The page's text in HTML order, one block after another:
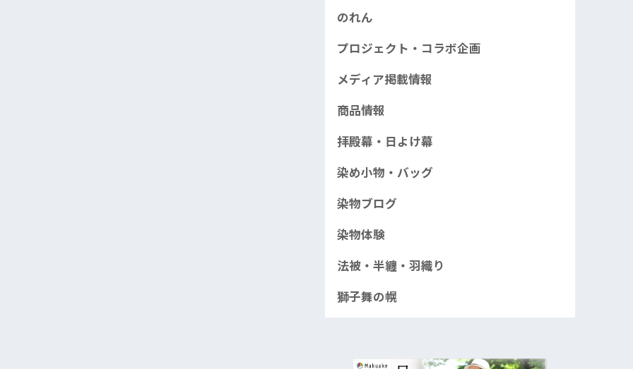
のれん
プロジェクト・コラボ企画
メディア掲載情報
商品情報
拝殿幕・日よけ幕
染め小物・バッグ
染物ブログ
染物体験
法被・半纏・羽織り
獅子舞の幌